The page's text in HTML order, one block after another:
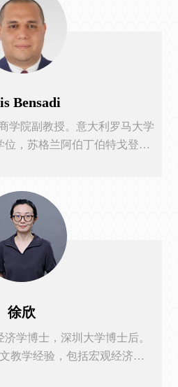
测量师学会（RICS）颁发的
在2022年获得深圳科技专家人
任为金融科技专家。
Bensadi
学院副教授。意大利罗马大学
，苏格兰阿伯丁伯特戈登大
他在欧洲各地的银行和金融
国际商业和开发银行的风险建
上的丰富专业经验，在TRIM
央银行等区域组织打交道。曾
大量不同项目，开发和验证信
SAS和SQL等编程语言，以进
析风险和风险类型的方法，
贷和运营等方面。
徐欣
学博士，深圳大学博士后。
教学经验，包括宏观经济学